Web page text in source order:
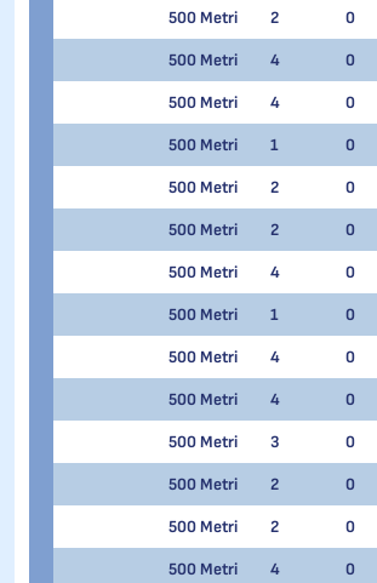
500 Metri 2 0
500 Metri 4 0
500 Metri 4 0
500 Metri 1 0
500 Metri 2 0
500 Metri 2 0
500 Metri 4 0
500 Metri 1 0
500 Metri 4 0
500 Metri 4 0
500 Metri 3 0
500 Metri 2 0
500 Metri 2 0
500 Metri 4 0